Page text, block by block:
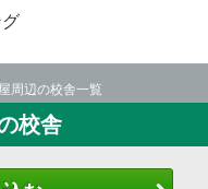
周辺の校舎一覧
校舎